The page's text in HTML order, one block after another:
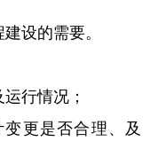
设的需要。
行情况；
更是否合理、及